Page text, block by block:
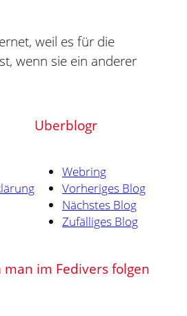
weil es für die
wenn sie ein anderer
Uberblogr
Webring
Vorheriges Blog
Nächstes Blog
Zufälliges Blog
man im Fedivers folgen